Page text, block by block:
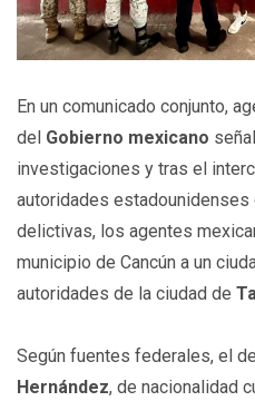
En un comunicado conjunto,
del Gobierno mexicano
investigaciones y tras el
autoridades estadounidenses
delictivas, los agentes
municipio de Cancún a un
autoridades de la ciudad de
Según fuentes federales, el
Hernández, de nacionalidad